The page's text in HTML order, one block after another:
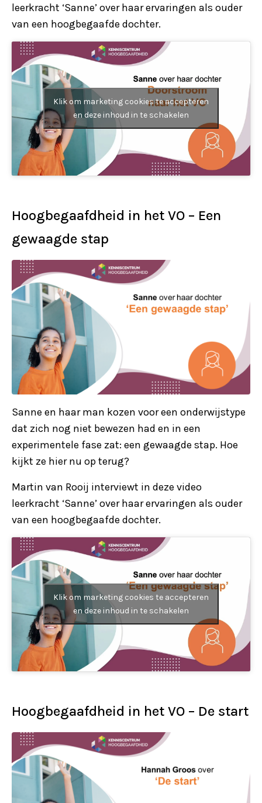
leerkracht ‘Sanne’ over haar ervaringen als ouder
van een hoogbegaafde dochter.
Klik om marketing cookies te accepteren
en deze inhoud in te schakelen
Hoogbegaafdheid in het VO – Een
gewaagde stap
Sanne en haar man kozen voor een onderwijstype
dat zich nog niet bewezen had en in een
experimentele fase zat: een gewaagde stap. Hoe
kijkt ze hier nu op terug?
Martin van Rooij interviewt in deze video
leerkracht ‘Sanne’ over haar ervaringen als ouder
van een hoogbegaafde dochter.
Klik om marketing cookies te accepteren
en deze inhoud in te schakelen
Hoogbegaafdheid in het VO – De start